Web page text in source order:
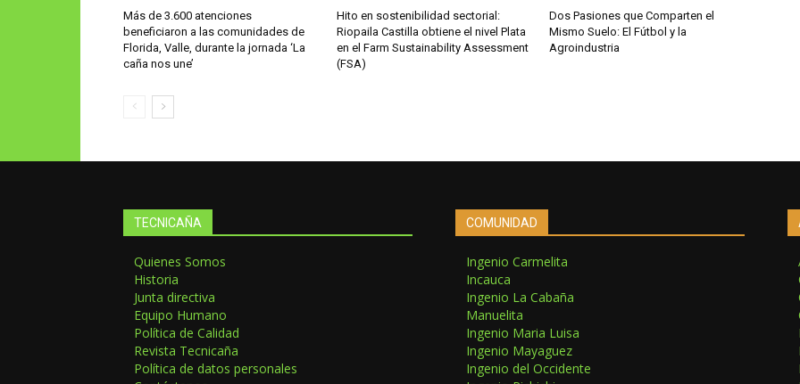
Más de 3.600 atenciones
beneficiaron a las comunidades de
Florida, Valle, durante la jornada ‘La
caña nos une’
Hito en sostenibilidad sectorial:
Riopaila Castilla obtiene el nivel Plata
en el Farm Sustainability Assessment
(FSA)
Dos Pasiones que Comparten el
Mismo Suelo: El Fútbol y la
Agroindustria
TECNICAÑA
Quienes Somos
Historia
Junta directiva
Equipo Humano
Política de Calidad
Revista Tecnicaña
Política de datos personales
COMUNIDAD
Ingenio Carmelita
Incauca
Ingenio La Cabaña
Manuelita
Ingenio Maria Luisa
Ingenio Mayaguez
Ingenio del Occidente